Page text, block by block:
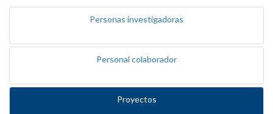
Personas investigadoras
Personal colaborador
Proyectos